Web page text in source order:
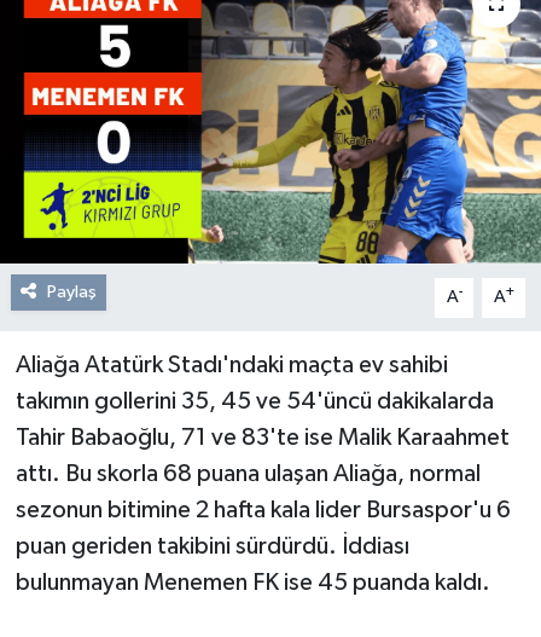
Paylaş A- A+
Aliağa Atatürk Stadı'ndaki maçta ev sahibi
takımın gollerini 35, 45 ve 54'üncü dakikalarda
Tahir Babaoğlu, 71 ve 83'te ise Malik Karaahmet
attı. Bu skorla 68 puana ulaşan Aliağa, normal
sezonun bitimine 2 hafta kala lider Bursaspor'u 6
puan geriden takibini sürdürdü. İddiası
bulunmayan Menemen FK ise 45 puanda kaldı.
Resmi Reklam
Röportajlar